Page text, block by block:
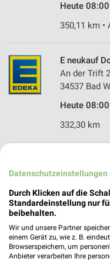
Heute
350,11 km
E neukauf
An der Trift
34537 Bad
Heute
332,30 km
Marburger
Heute
356,49 km
nahkauf
Datenschutzeinstellungen
Durch Klicken auf die
Standardeinstellung nur
beibehalten.
Wir und unsere Partner
einem Gerät zu, wie z. B.
Browserspeichern, um
Anbieter verarbeiten Ihre